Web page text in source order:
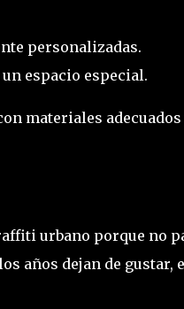
personalizadas.
espacio especial.
materiales
urbano porque no
años dejan de gustar,